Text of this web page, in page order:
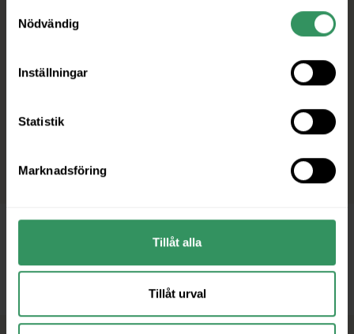
Nödvändig
Inställningar
Statistik
Marknadsföring
Tillåt alla
Tillåt urval